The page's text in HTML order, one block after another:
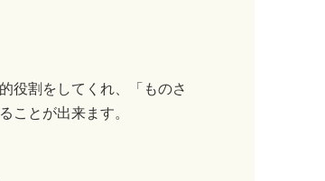
役割をしてくれ、「ものさ
ことが出来ます。